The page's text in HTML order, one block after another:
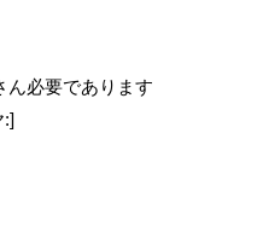
ん必要であります
:]